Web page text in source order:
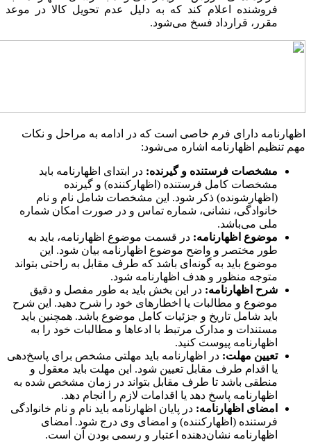
فروشنده اعلام کند که به دلیل عدم تحویل کالا در موعد
مقرر، قرارداد فسخ می‌شود.
اظهارنامه دارای فرم خاصی است که در ادامه به مراحل و نکات
مهم تنظیم اظهارنامه اشاره می‌شود:
مشخصات فرستنده و گیرنده: در ابتدای اظهارنامه باید
مشخصات کامل فرستنده (اظهارکننده) و گیرنده
(اظهارشونده) ذکر شود. این مشخصات شامل نام و نام
خانوادگی، نشانی، شماره تماس و در صورت امکان شماره
ملی می‌باشد.
موضوع اظهارنامه: در قسمت موضوع اظهارنامه، باید به
طور مختصر و واضح موضوع اظهارنامه بیان شود. این
موضوع باید به گونه‌ای باشد که طرف مقابل به راحتی بتواند
متوجه منظور و هدف اظهارنامه شود.
شرح اظهارنامه: در این بخش باید به طور مفصل و دقیق
موضوع و مطالبات یا اخطارهای خود را شرح دهید. این شرح
باید شامل تاریخ و جزئیات کامل موضوع باشد. همچنین باید
مستندات و مدارک مرتبط با ادعاها و مطالبات خود را به
اظهارنامه پیوست کنید.
تعیین مهلت: در اظهارنامه باید مهلتی مشخص برای پاسخ‌دهی
یا اقدام طرف مقابل تعیین شود. این مهلت باید معقول و
منطقی باشد تا طرف مقابل بتواند در زمان مشخص شده به
اظهارنامه پاسخ دهد یا اقدامات لازم را انجام دهد.
امضای اظهارنامه: در پایان اظهارنامه باید نام و نام خانوادگی
فرستنده (اظهارکننده) و امضای وی درج شود. امضای
اظهارنامه نشان‌دهنده اعتبار و رسمی بودن آن است.